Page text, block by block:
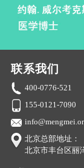
联系我们
400-0776-521
155-0121-7090
北京总部地址：
北京市丰台区丽